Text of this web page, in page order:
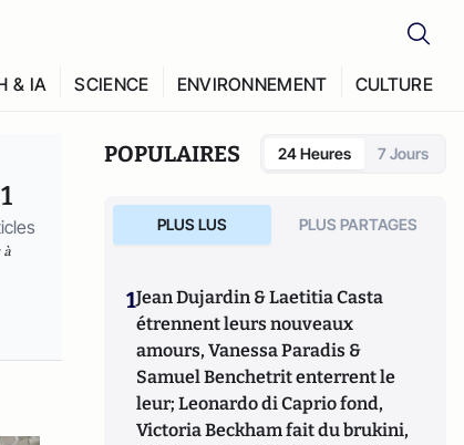
& IA SCIENCE ENVIRONNEMENT CULTURE
1
à
POPULAIRES 24 Heures 7 Jours
PLUS LUS PLUS PARTAGES
1Jean Dujardin & Laetitia Casta
étrennent leurs nouveaux
amours, Vanessa Paradis &
Samuel Benchetrit enterrent le
leur; Leonardo di Caprio fond,
Victoria Beckham fait du brukini,